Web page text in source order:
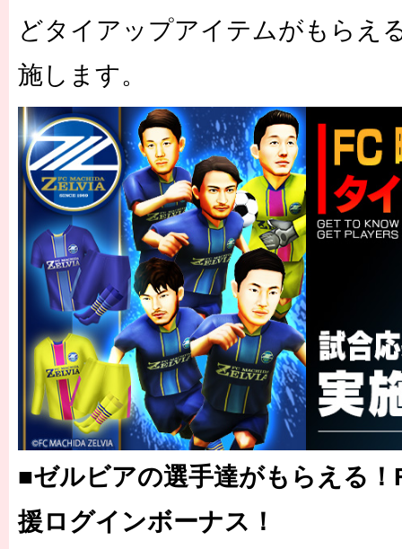
どタイアップアイテムがもらえ
施します。
■ゼルビアの選手達がもらえる
援ログインボーナス！